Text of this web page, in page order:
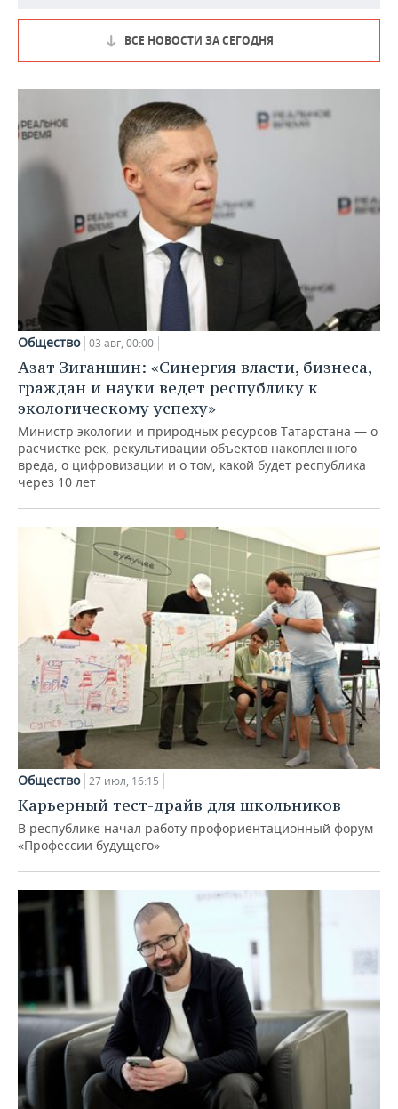
ВСЕ НОВОСТИ ЗА СЕГОДНЯ
Общество 03 авг, 00:00
Азат Зиганшин: «Синергия власти, бизнеса,
граждан и науки ведет республику к
экологическому успеху»
Министр экологии и природных ресурсов Татарстана — о
расчистке рек, рекультивации объектов накопленного
вреда, о цифровизации и о том, какой будет республика
через 10 лет
Общество 27 июл, 16:15
Карьерный тест-драйв для школьников
В республике начал работу профориентационный форум
«Профессии будущего»